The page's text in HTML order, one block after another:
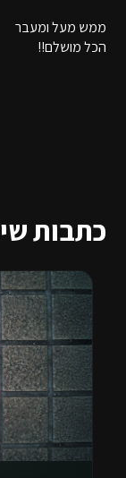
ממש מעל ומעבר
הכל מושלם!!
כתבות